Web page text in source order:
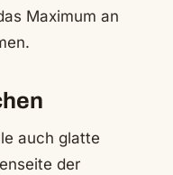
Maximum an
auch glatte
der